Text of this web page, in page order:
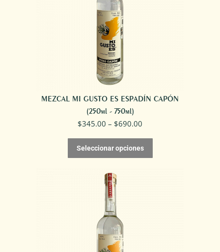
MEZCAL MI GUSTO ES ESPADÍN CAPÓN
(250ml - 750ml)
$345.00 – $690.00
Seleccionar opciones